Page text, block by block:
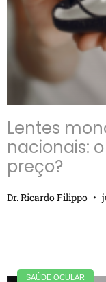
Lentes
nacionais:
preço?
Dr. Ricardo Filippo
SAÚDE OCULAR